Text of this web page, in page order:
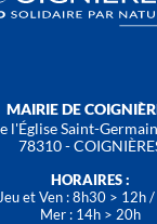
MAIRIE DE
l'Église Saint-
78310 -
HORAIRES :
et Ven : 8h30 > 12h
Mer : 14h > 20h